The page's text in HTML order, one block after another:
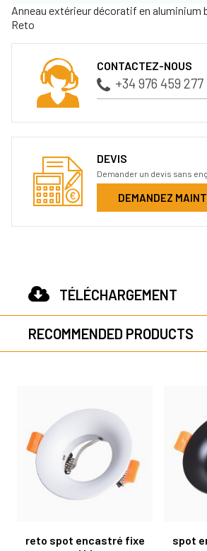
Anneau extérieur décoratif en aluminium
Reto
CONTACTEZ-NOUS
+34 976 459 277
DEVIS
Demander un devis sans
DEMANDEZ
TÉLÉCHARGEMENT
RECOMMENDED PRODUCTS
reto spot encastré fixe
spot